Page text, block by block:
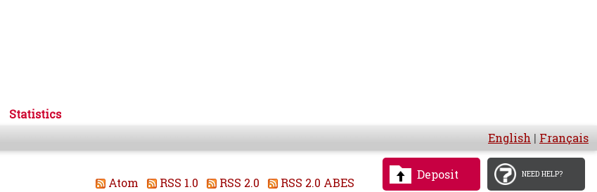
Statistics
English | Français
Deposit NEED HELP?
Atom RSS 1.0 RSS 2.0
RSS 2.0 ABES